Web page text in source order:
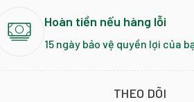
Hoàn tiền nếu hàng lỗi
15 ngày bảo vệ quyền lợi của
THEO DÕI